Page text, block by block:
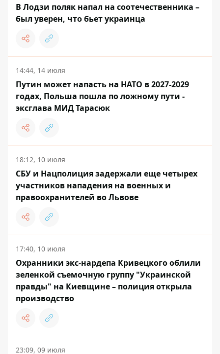
В Лодзи поляк напал на соотечественника –
был уверен, что бьет украинца
14:44, 14 июля
Путин может напасть на НАТО в 2027-2029
годах, Польша пошла по ложному пути -
эксглава МИД Тарасюк
18:12, 10 июля
СБУ и Нацполиция задержали еще четырех
участников нападения на военных и
правоохранителей во Львове
17:40, 10 июля
Охранники экс-нардепа Кривецкого облили
зеленкой съемочную группу "Украинской
правды" на Киевщине – полиция открыла
производство
23:09, 09 июля